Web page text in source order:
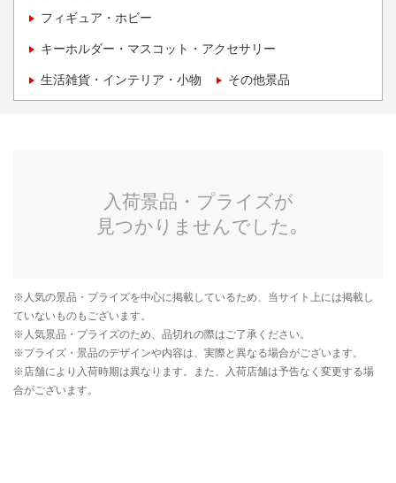
フィギュア・ホビー
キーホルダー・マスコット・アクセサリー
生活雑貨・インテリア・小物 その他景品